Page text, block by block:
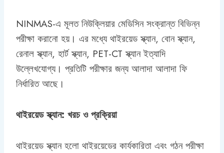
NINMAS-এ মূলত নিউক্লিয়ার মেডিসিন সংক্রান্ত বিভিন্ন
পরীক্ষা করানো হয়। এর মধ্যে থাইরয়েড স্ক্যান, বোন স্ক্যান,
রেনাল স্ক্যান, হার্ট স্ক্যান, PET-CT স্ক্যান ইত্যাদি
উল্লেখযোগ্য। প্রতিটি পরীক্ষার জন্য আলাদা আলাদা ফি
নির্ধারিত আছে।
থাইরয়েড স্ক্যান: খরচ ও প্রক্রিয়া
থাইরয়েড স্ক্যান হলো থাইরয়েডের কার্যকারিতা এবং গঠন পরীক্ষা